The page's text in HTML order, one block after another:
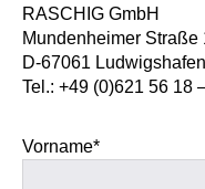
RASCHIG GmbH
Mundenheimer Straße
D-67061 Ludwigshafen
Tel.: +49 (0)621 56 18
Bitte lasse dieses Feld
Bitte lasse dieses Feld
Vorname*